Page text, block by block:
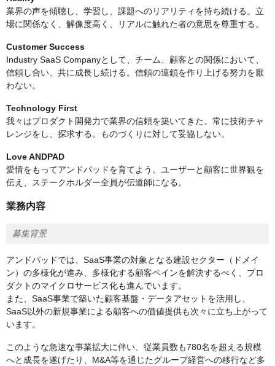
業界の声を傾聴し、学習し、課題へのリアリティを持ち続ける。立
場に関係なく、解像度高く、リアルに触れた者の意思を尊重する。
Customer Success
Industry SaaS Companyとして、チーム、顧客との関係において、
信頼し合い、共に成長し続ける。信頼の連鎖を作り上げる努力を厭
わない。
Technology First
我々はプロダクト開発力で業界の信頼を築いてきた。常に技術チャ
レンジをし、探求する。ものづくりに対して妥協しない。
Love ANDPAD
愛情をもってアンドパッドを育てよう。ユーザーと顧客に世界観を
伝え、ステークホルダー全員が伝道師になる。
業務内容
募集背景
アンドパッドでは、SaaS事業の対象となる建設セクター（ドメイ
ン）の多様化が進み、多様化する顧客ペインを解決するべく、プロ
ダクトのマイクロサービス化も進んでいます。
また、SaaS事業で築いた顧客基盤・データアセットを活用し、
SaaS以外の新規事業による顧客への価値提供も次々に立ち上がって
います。
このような急速な事業拡大に伴い、従業員数も780名を超える規模
へと成長を遂げたり、M&A等を通じたグループ経営への移行など多